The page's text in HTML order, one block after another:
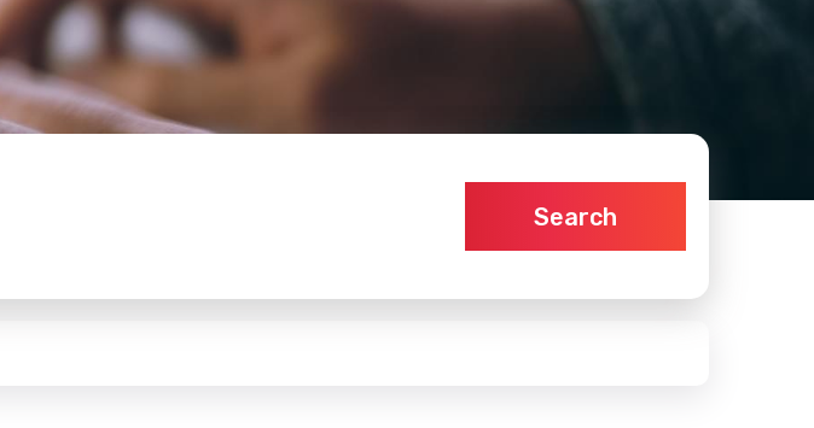
Search